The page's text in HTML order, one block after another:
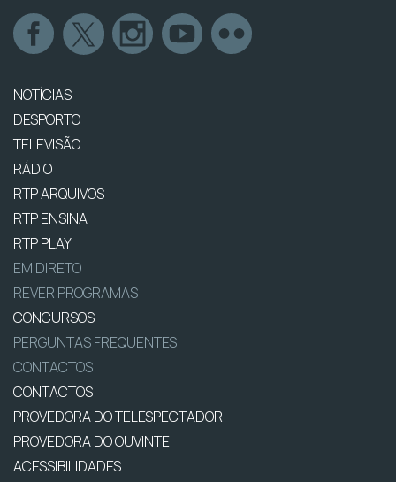
NOTÍCIAS
DESPORTO
TELEVISÃO
RÁDIO
RTP ARQUIVOS
RTP ENSINA
RTP PLAY
EM DIRETO
REVER PROGRAMAS
CONCURSOS
PERGUNTAS FREQUENTES
CONTACTOS
CONTACTOS
PROVEDORA DO TELESPECTADOR
PROVEDORA DO OUVINTE
ACESSIBILIDADES